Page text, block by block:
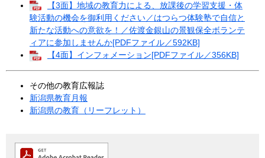
【3面】地域の教育力による、放課後の学習支援・体
験活動の機会を御利用ください／はつらつ体験塾で自信と
新たな活動への意欲を！／佐渡金銀山の景観保全ボランテ
ィアに参加しませんか[PDFファイル／592KB]
【4面】インフォメーション[PDFファイル／356KB]
その他の教育広報誌
新潟県教育月報
新潟県の教育（リーフレット）